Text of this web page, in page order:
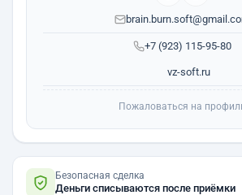
+7 (923) 115-95-80
vz-soft.ru
Пожаловаться на
Безопасная сделка
Деньги списываются после приёмки